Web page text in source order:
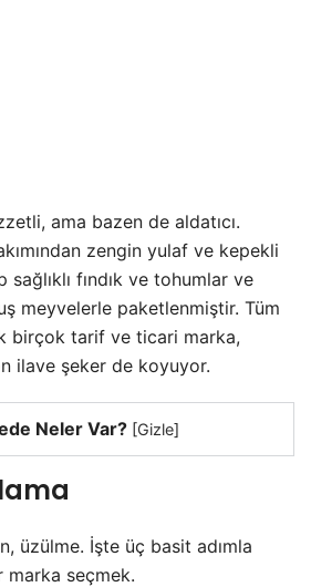
ama bazen de aldatıcı.
zengin yulaf ve kepekli
sağlıklı fındık ve tohumlar ve
meyvelerle paketlenmiştir. Tüm
birçok tarif ve ticari marka,
ilave şeker de koyuyor.
Neler Var? [Gizle]
üzülme. İşte üç basit adımla
marka seçmek.